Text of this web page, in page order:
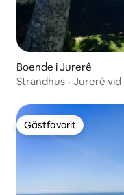
Boende i Jurerê
Strandhus - Jurerê vid
Gästfavorit
Gästfavorit